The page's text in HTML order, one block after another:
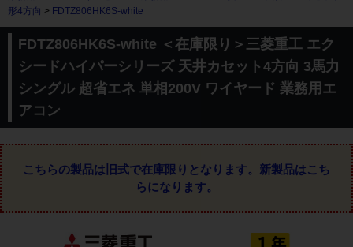
形4方向 > FDTZ806HK6S-white
FDTZ806HK6S-white ＜在庫限り＞三菱重工 エク
シードハイパーシリーズ 天井カセット4方向 3馬力
シングル 超省エネ 単相200V ワイヤード 業務用エ
アコン
こちらの製品は旧式で在庫限りとなります。 新製品はこち
らになります。